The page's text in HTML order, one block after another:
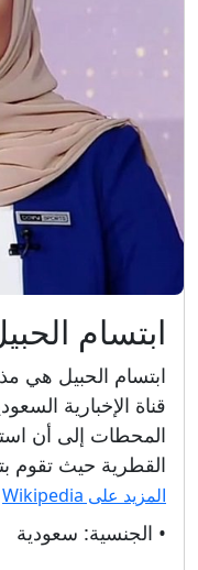
ابتسام
ابتسام الحبيل هي
قناة الإخبارية
المحطات إلى أن
القطرية حيث تقوم
المزيد على Wikipedia
• الجنسية: سعودية